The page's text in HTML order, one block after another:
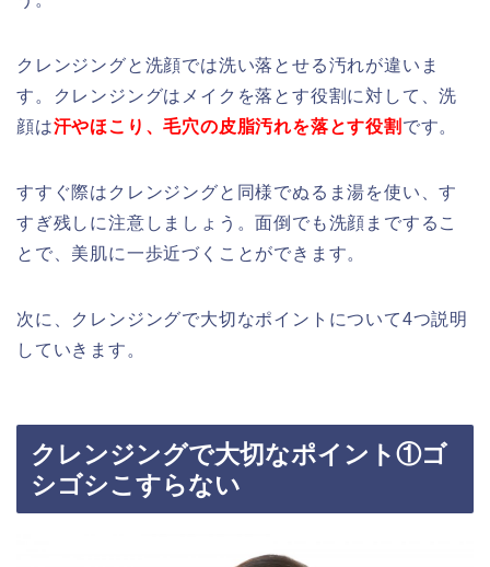
クレンジングと洗顔では洗い落とせる汚れが違いま
す。クレンジングはメイクを落とす役割に対して、洗
顔は汗やほこり、毛穴の皮脂汚れを落とす役割 です。
すすぐ際はクレンジングと同様でぬるま湯を使い、す
すぎ残しに注意しましょう。面倒でも洗顔までするこ
とで、美肌に一歩近づくことができます。
次に、クレンジングで大切なポイントについて4つ説明
していきます。
クレンジングで大切なポイント①ゴ
シゴシこすらない